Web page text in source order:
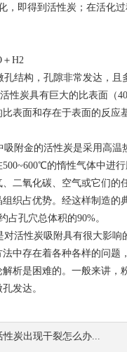
，即得到活性炭；在活化
H2
结构，孔隙非常发达，且
性炭具有巨大的比表面（
表面和存在于表面的反应
附金的活性炭是采用高温
500~600℃的惰性气体中进
二氧化碳、空气或它们的
织占优势。经这样制造的
占孔穴总体积的90%。
活性炭吸附具有很大影响
中存在着各种各样的问题
析是困难的。一般来讲，
发达。
炭出现干裂怎么办...